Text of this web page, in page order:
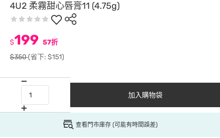
4U2 柔霧甜心唇膏11 (4.75g)
$199 57折
$350(省下: $151)
加入購物袋
查看門市庫存 (可能有時間誤差)